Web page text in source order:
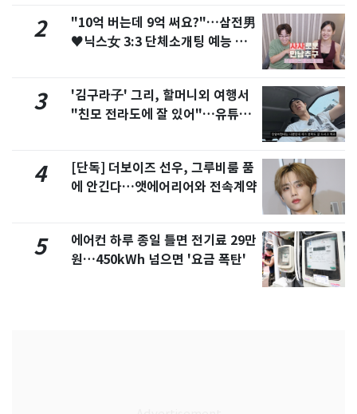
2
"10억 버는데 9억 써요?"…삼전男
♥닉스女 3:3 단체소개팅 예능 화
3
'김구라子' 그리, 할머니외 여행서
"친모 전라도에 잘 있어"…유튜브
4
[단독] 더보이즈 선우, 그루비룸 품
에 안긴다…앳에어리어와 전속계약
5
에어컨 하루 종일 틀면 전기료 29만
원…450kWh 넘으면 '요금 폭탄'